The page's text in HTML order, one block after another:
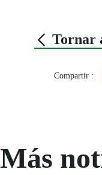
Tornar
Compartir :
Más